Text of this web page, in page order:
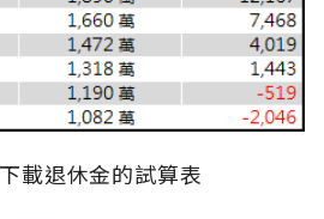
載退休金的試算表